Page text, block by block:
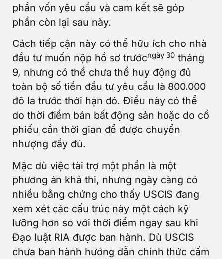
phần vốn yêu cầu và cam kết sẽ góp
phần còn lại sau này.
Cách tiếp cận này có thể hữu ích cho nhà
đầu tư muốn nộp hồ sơ trướcngày 30 tháng
9, nhưng có thể chưa thể huy động đủ
toàn bộ số tiền đầu tư yêu cầu là 800.000
đô la trước thời hạn đó. Điều này có thể
do thời điểm bán bất động sản hoặc do cổ
phiếu cần thời gian để được chuyển
nhượng đầy đủ.
Mặc dù việc tài trợ một phần là một
phương án khả thi, nhưng ngày càng có
nhiều bằng chứng cho thấy USCIS đang
xem xét các cấu trúc này một cách kỹ
lưỡng hơn so với thời điểm ngay sau khi
Đạo luật RIA được ban hành. Dù USCIS
chưa ban hành hướng dẫn chính thức cấm